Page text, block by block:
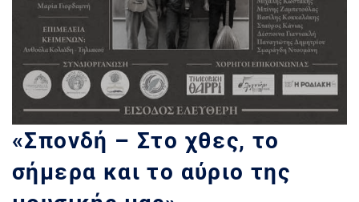
«Σπονδή – Στο χθες, το
σήμερα και το αύριο της